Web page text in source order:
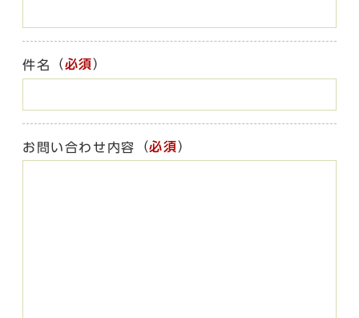
件名 （必須）
お問い合わせ内容 （必須）